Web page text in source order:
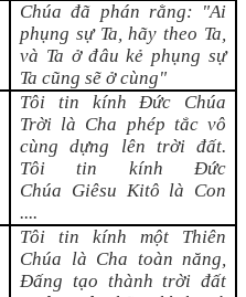
Chúa đã phán rằng: "Ai
phụng sự Ta, hãy theo Ta,
và Ta ở đâu kẻ phụng sự
Ta cũng sẽ ở cùng"
Tôi tin kính Đức Chúa
Trời là Cha phép tắc vô
cùng dựng lên trời đất.
Tôi tin kính Đức
Chúa Giêsu Kitô là Con
....
Tôi tin kính một Thiên
Chúa là Cha toàn năng,
Đấng tạo thành trời đất